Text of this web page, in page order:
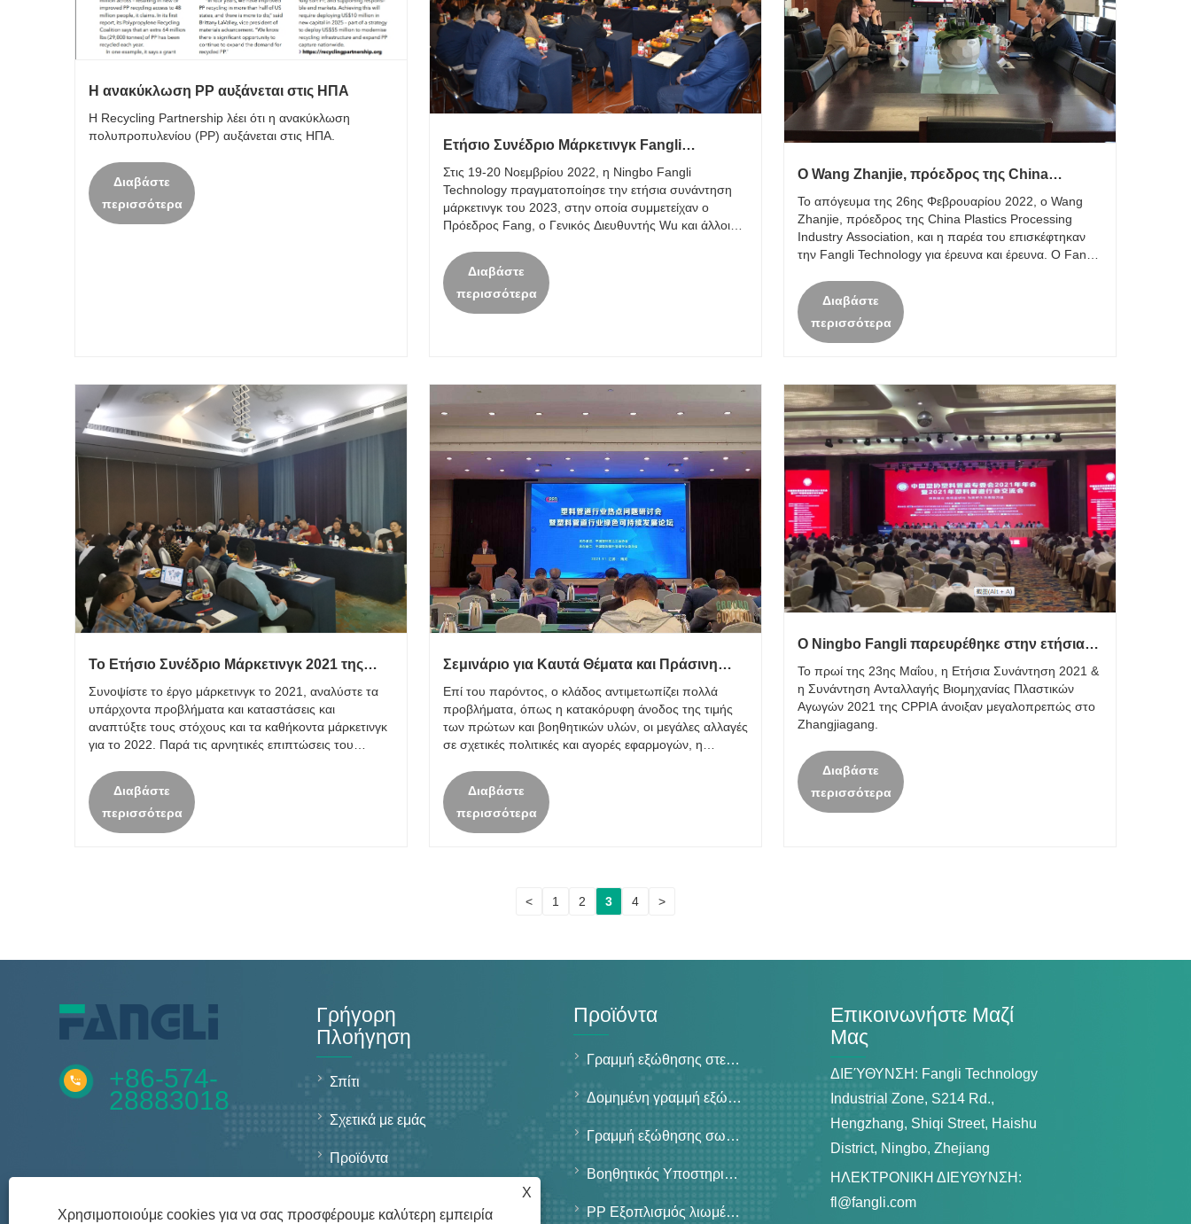
Η ανακύκλωση PP αυξάνεται στις ΗΠΑ
Η Recycling Partnership λέει ότι η ανακύκλωση
πολυπροπυλενίου (PP) αυξάνεται στις ΗΠΑ.
Διαβάστε
περισσότερα
Ετήσιο Συνέδριο Μάρκετινγκ Fangli
Στις 19-20 Νοεμβρίου 2022, η Ningbo Fangli
Technology πραγματοποίησε την ετήσια συνάντηση
μάρκετινγκ του 2023, στην οποία συμμετείχαν ο
Πρόεδρος Fang, ο Γενικός Διευθυντής Wu και άλλοι
μάρκετινγκ.
Διαβάστε
περισσότερα
Ο Wang Zhanjie, πρόεδρος της China
η παρέα του επισκέφθηκαν την Fangli
Technology
Το απόγευμα της 26ης Φεβρουαρίου 2022, ο Wang
Zhanjie, πρόεδρος της China Plastics Processing
Industry Association, και η παρέα του επισκέφτηκαν
την Fangli Technology για έρευνα και έρευνα. Ο Fang
Jianxin, γενικός διευθυντής της Fangli Technology,
συνόδευ......
Διαβάστε
περισσότερα
Το Ετήσιο Συνέδριο Μάρκετινγκ 2021 της
επιτυχία
Συνοψίστε το έργο μάρκετινγκ το 2021, αναλύστε τα
υπάρχοντα προβλήματα και καταστάσεις και
αναπτύξτε τους στόχους και τα καθήκοντα μάρκετινγκ
για το 2022. Παρά τις αρνητικές επιπτώσεις του
περιουσίας το 2021, τα έσοδα από πωλήσεις της
εταιρείας το 2021 αυξ......
Διαβάστε
περισσότερα
Σεμινάριο για Καυτά Θέματα και Πράσινη
Πλαστικών Αγωγών
Επί του παρόντος, ο κλάδος αντιμετωπίζει πολλά
προβλήματα, όπως η κατακόρυφη άνοδος της τιμής
των πρώτων και βοηθητικών υλών, οι μεγάλες αλλαγές
σε σχετικές πολιτικές και αγορές εφαρμογών, η
μεγάλη πίεση της προστασίας του περιβάλλοντος.
Προκειμένου να ξεπ......
Διαβάστε
περισσότερα
Ο Ningbo Fangli παρευρέθηκε στην ετήσια
Το πρωί της 23ης Μαΐου, η Ετήσια Συνάντηση 2021 &
η Συνάντηση Ανταλλαγής Βιομηχανίας Πλαστικών
Αγωγών 2021 της CPPIA άνοιξαν μεγαλοπρεπώς στο
Zhangjiagang.
Διαβάστε
περισσότερα
< 1 2 3 4 >
X
Χρησιμοποιούμε cookies για να σας προσφέρουμε καλύτερη εμπειρία
+86-574-
28883018
Γρήγορη
Πλοήγηση
Σπίτι
Σχετικά με εμάς
Προϊόντα
Προϊόντα
Γραμμή εξώθησης στερεών σωλήνων τοίχου
Δομημένη γραμμή εξώθησης σωλήνων τοίχου
Γραμμή εξώθησης σωλήνων ειδικής χρήσης
Βοηθητικός Υποστηρικτικός Εξοπλισμός
PP Εξοπλισμός λιωμένου υφάσματος
Επικοινωνήστε Μαζί
Μας
ΔΙΕΎΘΥΝΣΗ: Fangli Technology
Industrial Zone, S214 Rd.,
Hengzhang, Shiqi Street, Haishu
District, Ningbo, Zhejiang
ΗΛΕΚΤΡΟΝΙΚΗ ΔΙΕΥΘΥΝΣΗ:
fl@fangli.com